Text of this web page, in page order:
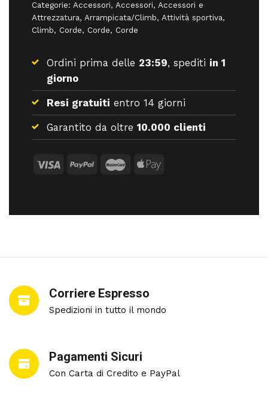
Categorie: Accessori, Accessori, Accessori e
Attrezzatura, Arrampicata/Climb, Attività sportiva,
Climb, Corde, Corde, Corde
Ordini prima delle 23:59, spediti in 1
giorno
Resi gratuiti entro 14 giorni
Garantito da oltre 10.000 clienti
Corriere Espresso
Spedizioni in tutto il mondo
Pagamenti Sicuri
Con Carta di Credito e PayPal